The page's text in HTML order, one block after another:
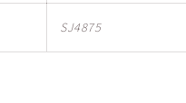
SJ4875